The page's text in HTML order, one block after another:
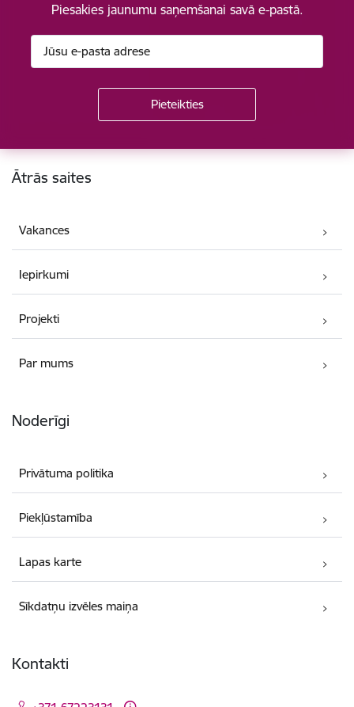
Piesakies jaunumu saņemšanai savā e-pastā.
Kājene
Ātrās saites
Vakances
Iepirkumi
Projekti
Par mums
Noderīgi
Privātuma politika
Piekļūstamība
Lapas karte
Sīkdatņu izvēles maiņa
Kontakti